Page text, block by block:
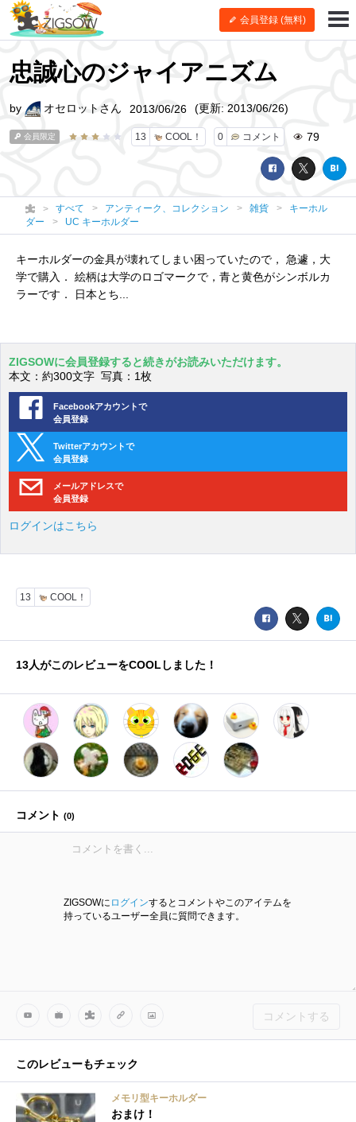
会員登録 (無料)
忠誠心のジャイアニズム
会員限定 13 COOL！ 0 コメント 79
by オセロットさん 2013/06/26 (更新: 2013/06/26)
すべて アンティーク、コレクション 雑貨
キーホル
ダー
UC キーホルダー
キーホルダーの金具が壊れてしまい困っていたので， 急遽，大
学で購入． 絵柄は大学のロゴマークで，青と黄色がシンボルカ
ラーです． 日本とち...
ZIGSOWに会員登録すると続きがお読みいただけます。
本文：約300文字 写真：1枚
Facebookアカウントで
会員登録
Twitterアカウントで
会員登録
メールアドレスで
会員登録
ログインはこちら
13 COOL！
13人がこのレビューをCOOLしました！
コメント (0)
ZIGSOWに ログインするとコメントやこのアイテムを
持っているユーザー全員に質問できます。
コメントする
このレビューもチェック
メモリ型キーホルダー
おまけ！